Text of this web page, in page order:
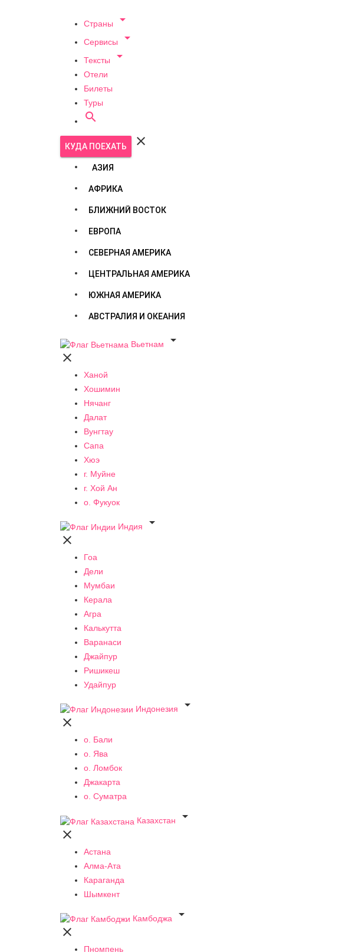
Страны 
Сервисы 
Тексты 
Отели
Билеты
Туры

КУДА ПОЕХАТЬ 
АЗИЯ
АФРИКА
БЛИЖНИЙ ВОСТОК
ЕВРОПА
СЕВЕРНАЯ АМЕРИКА
ЦЕНТРАЛЬНАЯ АМЕРИКА
ЮЖНАЯ АМЕРИКА
АВСТРАЛИЯ И ОКЕАНИЯ
Вьетнам


Ханой
Хошимин
Нячанг
Далат
Вунгтау
Сапа
Хюэ
г. Муйне
г. Хой Ан
о. Фукуок
Индия


Гоа
Дели
Мумбаи
Керала
Агра
Калькутта
Варанаси
Джайпур
Ришикеш
Удайпур
Индонезия


о. Бали
о. Ява
о. Ломбок
Джакарта
о. Суматра
Казахстан


Астана
Алма-Ата
Караганда
Шымкент
Камбоджа


Пномпень